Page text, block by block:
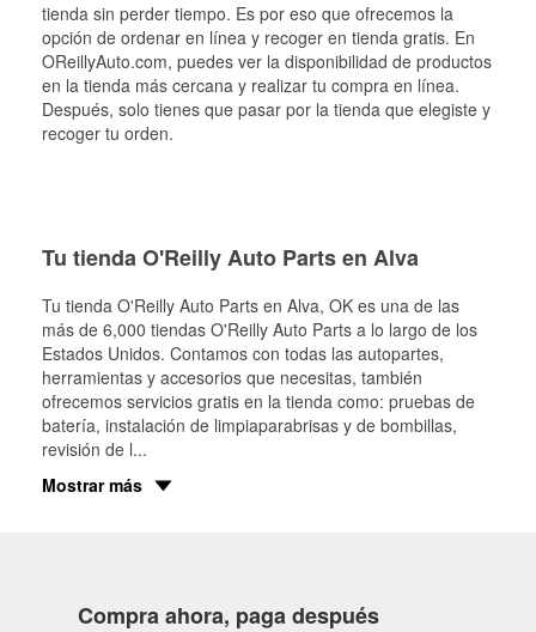
tienda sin perder tiempo. Es por eso que ofrecemos la
opción de ordenar en línea y recoger en tienda gratis. En
OReillyAuto.com, puedes ver la disponibilidad de productos
en la tienda más cercana y realizar tu compra en línea.
Después, solo tienes que pasar por la tienda que elegiste y
recoger tu orden.
Tu tienda O'Reilly Auto Parts en Alva
Tu tienda O'Reilly Auto Parts en Alva, OK es una de las
más de 6,000 tiendas O'Reilly Auto Parts a lo largo de los
Estados Unidos. Contamos con todas las autopartes,
herramientas y accesorios que necesitas, también
ofrecemos servicios gratis en la tienda como: pruebas de
batería, instalación de limpiaparabrisas y de bombillas,
revisión de l...
Mostrar más
Compra ahora, paga después